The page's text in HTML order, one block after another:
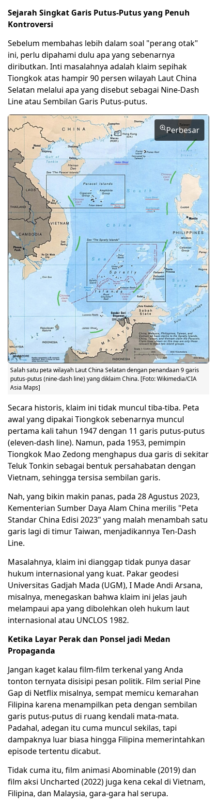
Sejarah Singkat Garis Putus-Putus yang Penuh
Kontroversi
Sebelum membahas lebih dalam soal "perang otak"
ini, perlu dipahami dulu apa yang sebenarnya
diributkan. Inti masalahnya adalah klaim sepihak
Tiongkok atas hampir 90 persen wilayah Laut China
Selatan melalui apa yang disebut sebagai Nine-Dash
Lineatau Sembilan Garis Putus-putus.
Perbesar
Salah satu peta wilayah Laut China Selatan dengan penandaan 9 garis
putus-putus (nine-dash line) yang diklaim China. [Foto: Wikimedia/CIA
Asia Maps]
Secara historis, klaim ini tidak muncul tiba-tiba. Peta
awal yang dipakai Tiongkok sebenarnya muncul
pertama kali tahun 1947 dengan 11 garis putus-putus
(eleven-dash line). Namun, pada 1953, pemimpin
Tiongkok Mao Zedong menghapus dua garis di sekitar
Teluk Tonkin sebagai bentuk persahabatan dengan
Vietnam, sehingga tersisa sembilan garis.
Nah, yang bikin makin panas, pada 28 Agustus 2023,
Kementerian Sumber Daya Alam China merilis "Peta
Standar China Edisi 2023" yang malah menambah satu
garis lagi di timur Taiwan, menjadikannya Ten-Dash
Line.
Masalahnya, klaim ini dianggap tidak punya dasar
hukum internasional yang kuat. Pakar geodesi
Universitas Gadjah Mada (UGM), I Made Andi Arsana,
misalnya, menegaskan bahwa klaim ini jelas jauh
melampaui apa yang dibolehkan oleh hukum laut
internasional atau UNCLOS 1982.
Ketika Layar Perak dan Ponsel jadi Medan
Propaganda
Jangan kaget kalau film-film terkenal yang Anda
tonton ternyata disisipi pesan politik. Film serial Pine
Gap di Netflix misalnya, sempat memicu kemarahan
Filipina karena menampilkan peta dengan sembilan
garis putus-putus di ruang kendali mata-mata.
Padahal, adegan itu cuma muncul sekilas, tapi
dampaknya luar biasa hingga Filipina memerintahkan
episode tertentu dicabut.
Tidak cuma itu, film animasi Abominable (2019) dan
film aksi Uncharted (2022) juga kena cekal di Vietnam,
Filipina, dan Malaysia, gara-gara hal serupa.